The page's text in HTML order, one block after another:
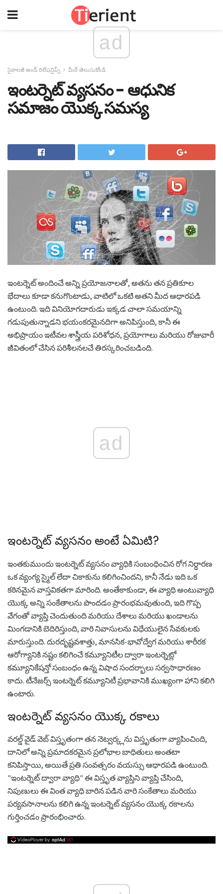
ad
సైకాలజీ అండ్ రిలేషన్షిప్స్ మీరే తెలుసుకోండి
ఇంటర్నెట్ వ్యసనం - ఆధునిక
సమాజం యొక్క సమస్య
ఇంటర్నెట్ అందించే అన్ని ప్రయోజనాలతో, అతను తన ప్రతికూల
భేదాలు కూడా కనుగొంటాడు, వాటిలో ఒకటి అతని మీద ఆధారపడి
ఉంటుంది. ఇది వినియోగదారుడు ఇక్కడ చాలా సమయాన్ని
గడుపుతున్నాడని భయంకరమైనదిగా అనిపిస్తుంది, కానీ ఈ
అభిప్రాయం ఇటీవల శాస్త్రీయ పరిశోధన, ప్రయోగాలు మరియు రోజువారీ
జీవితంలో చేసిన పరిశీలనలచే తిరస్కరించబడింది.
ad
ఇంటర్నెట్ వ్యసనం అంటే ఏమిటి?
ఇంతకుముందు ఇంటర్నెట్ వ్యసనం వ్యాధికి సంబంధించిన రోగ నిర్ధారణ
ఒక వ్యంగ్య స్మైల్ లేదా చికాకును కలిగించిందని, కానీ నేడు ఇది ఒక
కఠినమైన వాస్తవికతగా మారింది. అంతేకాకుండా, ఈ వ్యాధి అంటువ్యాధి
యొక్క అన్ని సంకేతాలను పొందడం ప్రారంభమవుతుంది, ఇది గొప్ప
వేగంతో వ్యాప్తి చెందుతుంది మరియు దేశాలు మరియు ఖండాలను
మింగడానికి బెదిరిస్తుంది, వారి నివాసులను విధేయులైన సేవకులకు
మారుస్తుంది. దురదృష్టవశాత్తు, మానసిక-భావోద్వేగ మరియు శారీరక
ఆరోగ్యానికి నష్టం కలిగించే కమ్యూనిటీల ద్వారా ఇంటర్నెట్లో
కమ్యూనికేషన్తో సంబంధం ఉన్న విషాద సందర్భాలు సర్వసాధారణం
కాదు. టీనేజర్స్ ఇంటర్నెట్ కమ్యూనిటీ ప్రభావానికి ముఖ్యంగా హాని కలిగి
ఉంటారు.
ఇంటర్నెట్ వ్యసనం యొక్క రకాలు
వరల్డ్ వైడ్ వెబ్ విస్తృతంగా తన నెట్వర్క్లను విస్తృతంగా వ్యాపించింది,
దానిలో అన్ని ప్రమాదకరమైన ప్రలోభాల బాధితులు అంతటా
కనిపిస్తాయి, అయితే ప్రతి సంవత్సరం వయస్సు ఆధారపడి ఉంటుంది.
"ఇంటర్నెట్ ద్వారా వ్యాధి" ఈ విస్తృత వ్యాప్తిని వ్యాప్తి చేసింది,
నిపుణులు ఈ వింత వ్యాధి బారిన పడిన వారి సంకేతాలు మరియు
పర్యవసానాలను కలిగి ఉన్న ఇంటర్నెట్ వ్యసనం యొక్క రకాలను
గుర్తించడం ప్రారంభించారు.